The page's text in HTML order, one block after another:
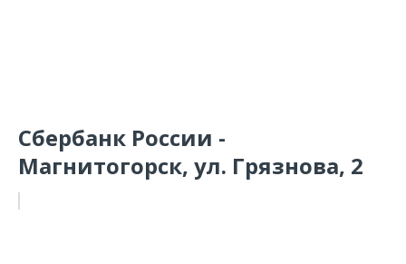
Сбербанк России -
Магнитогорск, ул. Грязнова, 2